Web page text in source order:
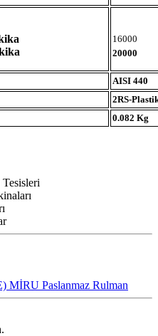
16000
20000
AISI 440
2RS-
0.082 Kg
MİRU Paslanmaz Rulman